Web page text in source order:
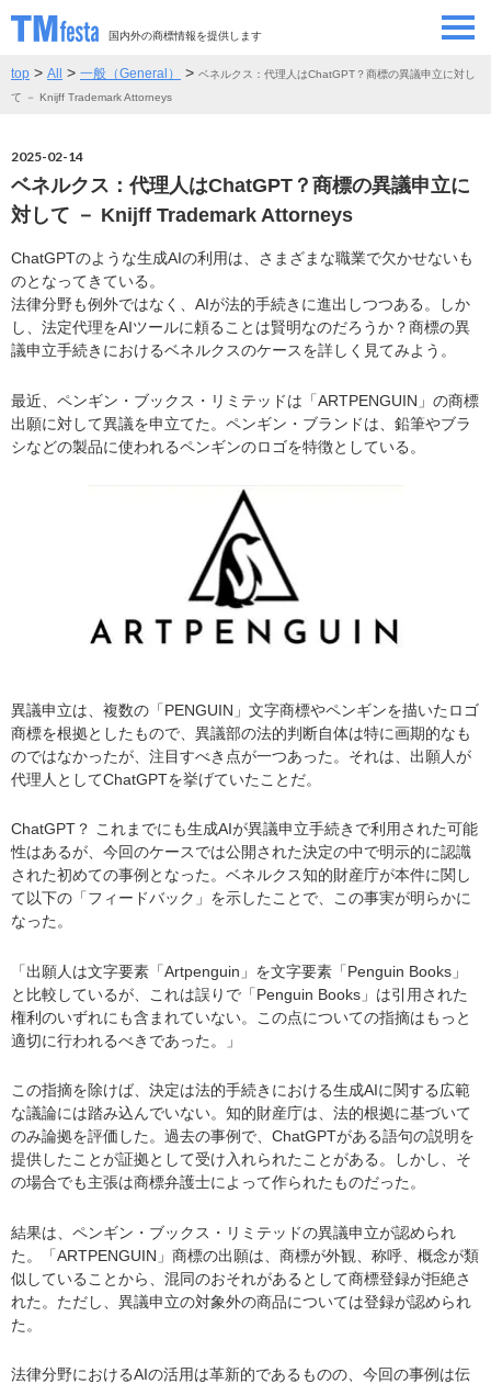
国内外の商標情報を提供します
SEMINAR/EVENT
CONTRIBUTORS 情報提供者
CONTACT お問い合わせ
top > All > 一般（General） > ベネルクス：代理人はChatGPT？商標の異議申立に対し
て － Knijff Trademark Attorneys
2025-02-14
ベネルクス：代理人はChatGPT？商標の異議申立に
対して － Knijff Trademark Attorneys
ChatGPTのような生成AIの利用は、さまざまな職業で欠かせないも
のとなってきている。
法律分野も例外ではなく、AIが法的手続きに進出しつつある。しか
し、法定代理をAIツールに頼ることは賢明なのだろうか？商標の異
議申立手続きにおけるベネルクスのケースを詳しく見てみよう。
最近、ペンギン・ブックス・リミテッドは「ARTPENGUIN」の商標
出願に対して異議を申立てた。ペンギン・ブランドは、鉛筆やブラ
シなどの製品に使われるペンギンのロゴを特徴としている。
異議申立は、複数の「PENGUIN」文字商標やペンギンを描いたロゴ
商標を根拠としたもので、異議部の法的判断自体は特に画期的なも
のではなかったが、注目すべき点が一つあった。それは、出願人が
代理人としてChatGPTを挙げていたことだ。
ChatGPT？ これまでにも生成AIが異議申立手続きで利用された可能
性はあるが、今回のケースでは公開された決定の中で明示的に認識
された初めての事例となった。ベネルクス知的財産庁が本件に関し
て以下の「フィードバック」を示したことで、この事実が明らかに
なった。
「出願人は文字要素「Artpenguin」を文字要素「Penguin Books」
と比較しているが、これは誤りで「Penguin Books」は引用された
権利のいずれにも含まれていない。この点についての指摘はもっと
適切に行われるべきであった。」
この指摘を除けば、決定は法的手続きにおける生成AIに関する広範
な議論には踏み込んでいない。知的財産庁は、法的根拠に基づいて
のみ論拠を評価した。過去の事例で、ChatGPTがある語句の説明を
提供したことが証拠として受け入れられたことがある。しかし、そ
の場合でも主張は商標弁護士によって作られたものだった。
結果は、ペンギン・ブックス・リミテッドの異議申立が認められ
た。「ARTPENGUIN」商標の出願は、商標が外観、称呼、概念が類
似していることから、混同のおそれがあるとして商標登録が拒絶さ
れた。ただし、異議申立の対象外の商品については登録が認められ
た。
法律分野におけるAIの活用は革新的であるものの、今回の事例は伝